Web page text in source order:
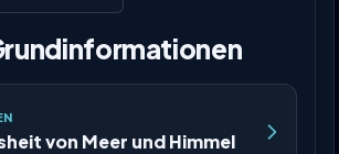
von Meer und Himmel